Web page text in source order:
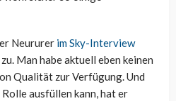
Neururer im Sky-Interview
Man habe aktuell eben keinen
Qualität zur Verfügung. Und
ausfüllen kann, hat er